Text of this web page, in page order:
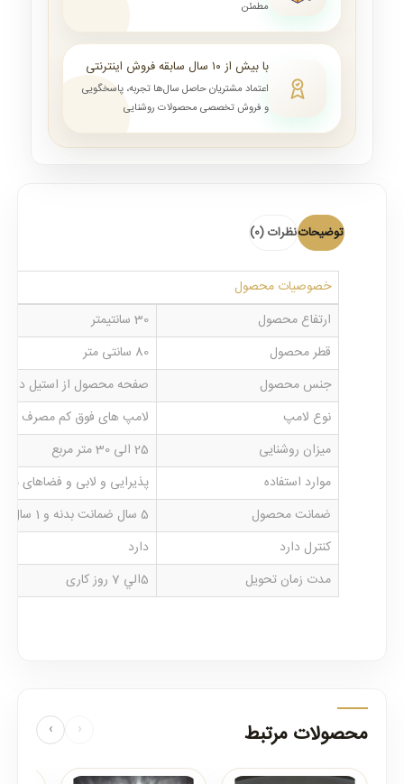
مطمئن
با بیش از ۱۰ سال سابقه فروش اینترنتی
اعتماد مشتریان حاصل سال‌ها تجربه، پاسخگویی
و فروش تخصصی محصولات روشنایی
توضیحاتنظرات (0)
خصوصیات محصول
ارتفاع محصول
30 سانتیمتر
قطر محصول
80 سانتی متر
جنس محصول
صفحه محصول از استیل
نوع لامپ
لامپ های فوق کم مصرف SMD که بر روی خود محصول نصب می باشند
میزان روشنایی
25 الی 30 متر مربع
موارد استفاده
پذیرایی و لابی و فضاهای
ضمانت محصول
5 سال ضمانت بدنه و 1 سال ضمانت کلیه لوازم برقی
کنترل دارد
دارد
مدت زمان تحویل
5الي 7 روز كارى
محصولات مرتبط ‹
›